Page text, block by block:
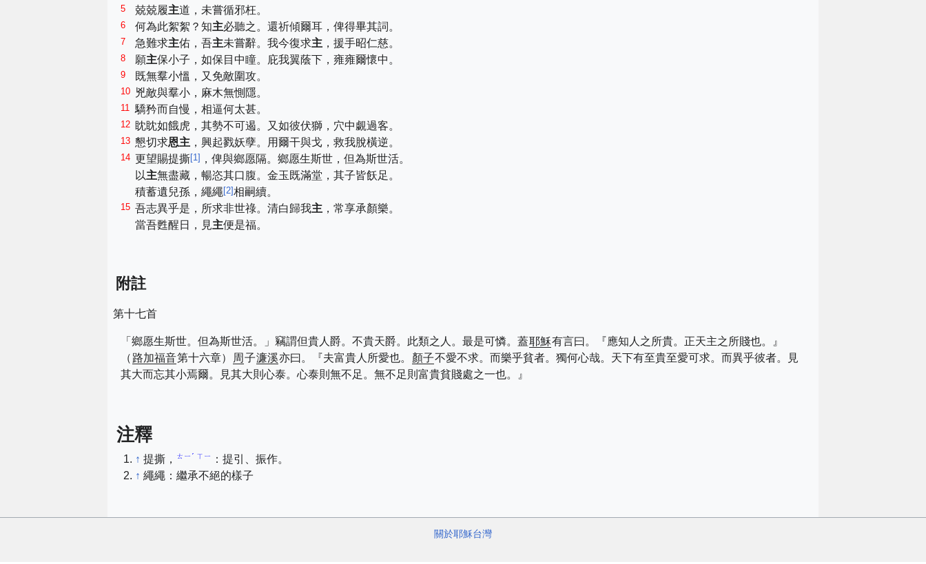
5 兢兢履主道，未嘗循邪枉。
6 何為此絮絮？知主必聽之。還祈傾爾耳，俾得畢其詞。
7 急難求主佑，吾主未嘗辭。我今復求主 ，援手昭仁慈。
8 願主保小子，如保目中瞳。庇我翼蔭下，雍雍爾懷中。
9 既無羣小慍，又免敵圍攻。
10 兇敵與羣小，麻木無惻隱。
11 驕矜而自慢，相逼何太甚。
12 眈眈如餓虎，其勢不可遏。又如彼伏獅，穴中覷過客。
13 懇切求恩主 ，興起戮妖孽。用爾干與戈，救我脫橫逆。
14 更望賜提撕[1] ，俾與鄉愿隔。鄉愿生斯世，但為斯世活。
以主無盡藏，暢恣其口腹。金玉既滿堂，其子皆飫足。
積蓄遺兒孫，繩繩[2]相嗣續。
15 吾志異乎是，所求非世祿。清白歸我主 ，常享承顏樂。
當吾甦醒日，見主便是福。
附註
第十七首
「鄉愿生斯世。但為斯世活。」竊謂但貴人爵。不貴天爵。此類之人。最是可憐。蓋耶穌有言曰。『應知人之所貴。正天主之所賤也。』
（ 路加福音第十六章） 周 子濂溪亦曰。『夫富貴人所愛也。 顏子不愛不求。而樂乎貧者。獨何心哉。天下有至貴至愛可求。而異乎彼者。見
其大而忘其小焉爾。見其大則心泰。心泰則無不足。無不足則富貴貧賤處之一也。』
注釋
↑ 提撕， ㄊㄧˊ ㄒㄧ
：提引、振作。
↑ 繩繩：繼承不絕的樣子
關於耶穌台灣